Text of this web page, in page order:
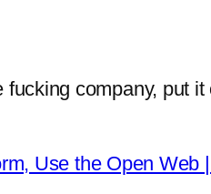
company, put
Use the Open